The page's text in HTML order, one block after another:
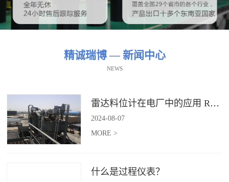
精诚瑞博 — 新闻中心
NEWS
雷达料位计在电厂中的应用 RBRDZB-71-6-C
2024-08-07
MORE >
什么是过程仪表？